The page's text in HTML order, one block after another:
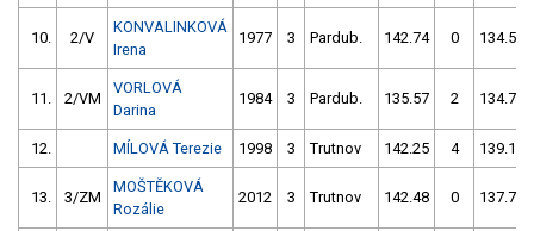
10. 2/V
KONVALINKOVÁ
Irena
1977 3 Pardub. 142.74 0 134.58
11. 2/VM
VORLOVÁ
Darina
1984 3 Pardub. 135.57 2 134.70
12. MÍLOVÁ Terezie 1998 3 Trutnov 142.25 4 139.16
13. 3/ZM
MOŠTĚKOVÁ
Rozálie
2012 3 Trutnov 142.48 0 137.78